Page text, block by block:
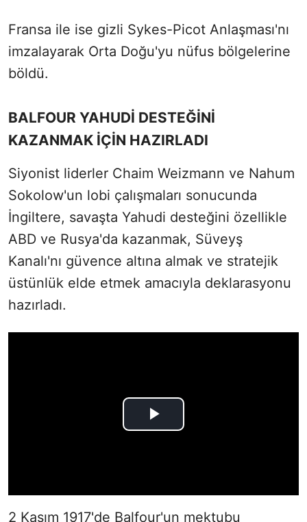
Fransa ile ise gizli Sykes-Picot Anlaşması'nı
imzalayarak Orta Doğu'yu nüfus bölgelerine
böldü.
BALFOUR YAHUDİ DESTEĞİNİ
KAZANMAK İÇİN HAZIRLADI
Siyonist liderler Chaim Weizmann ve Nahum
Sokolow'un lobi çalışmaları sonucunda
İngiltere, savaşta Yahudi desteğini özellikle
ABD ve Rusya'da kazanmak, Süveyş
Kanalı'nı güvence altına almak ve stratejik
üstünlük elde etmek amacıyla deklarasyonu
hazırladı.
2 Kasım 1917'de Balfour'un mektubu